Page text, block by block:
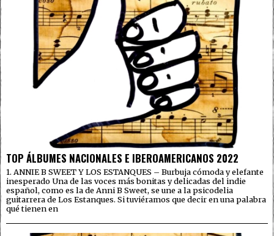
TOP ÁLBUMES NACIONALES E IBEROAMERICANOS 2022
1. ANNIE B SWEET Y LOS ESTANQUES – Burbuja cómoda y elefante
inesperado Una de las voces más bonitas y delicadas del indie
español, como es la de Anni B Sweet, se une a la psicodelia
guitarrera de Los Estanques. Si tuviéramos que decir en una palabra
qué tienen en